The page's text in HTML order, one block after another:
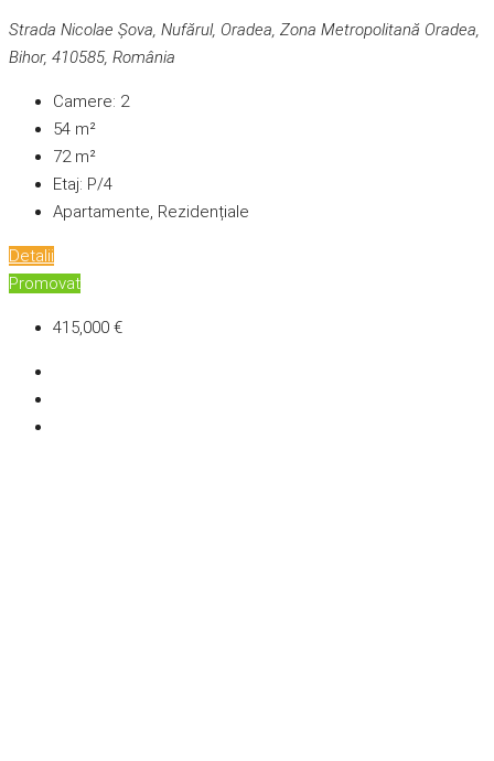
Strada Nicolae Șova, Nufărul, Oradea, Zona Metropolitană Oradea,
Bihor, 410585, România
Camere: 2
54 m²
72m²
Etaj: P/4
Apartamente, Rezidențiale
Detalii
Promovat
415,000 €